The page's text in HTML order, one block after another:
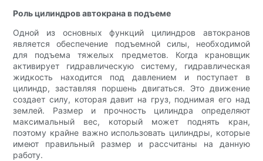
Роль цилиндров автокрана в подъеме
Одной из основных функций цилиндров автокранов
является обеспечение подъемной силы, необходимой
для подъема тяжелых предметов. Когда крановщик
активирует гидравлическую систему, гидравлическая
жидкость находится под давлением и поступает в
цилиндр, заставляя поршень двигаться. Это движение
создает силу, которая давит на груз, поднимая его над
землей. Размер и прочность цилиндра определяют
максимальный вес, который может поднять кран,
поэтому крайне важно использовать цилиндры, которые
имеют правильный размер и рассчитаны на данную
работу.